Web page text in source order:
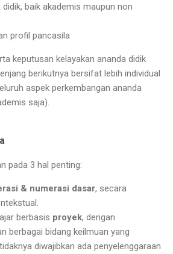
baik akademis maupun non
profil pancasila
keputusan kelayakan ananda didik
berikutnya bersifat lebih individual
aspek perkembangan ananda
saja).
pada 3 hal penting:
& numerasi dasar, secara
berbasis proyek, dengan
berbagai bidang keilmuan yang
diwajibkan ada penyelenggaraan